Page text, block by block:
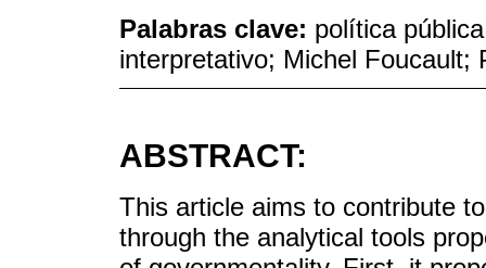
Palabras clave: política
interpretativo; Michel Foucault;
ABSTRACT:
This article aims to contribute
through the analytical tools